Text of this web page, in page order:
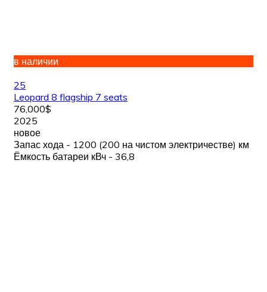
в наличии
25
Leopard 8 flagship 7 seats
76,000$
2025
новое
Запас хода - 1200 (200 на чистом электричестве) км
Ёмкость батареи кВч - 36,8